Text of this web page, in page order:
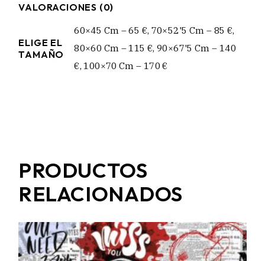
VALORACIONES (0)
ELIGE EL
TAMAÑO
60×45 Cm – 65 €, 70×52'5 Cm – 85 €,
80×60 Cm – 115 €, 90×67'5 Cm – 140
€, 100×70 Cm – 170 €
PRODUCTOS
RELACIONADOS